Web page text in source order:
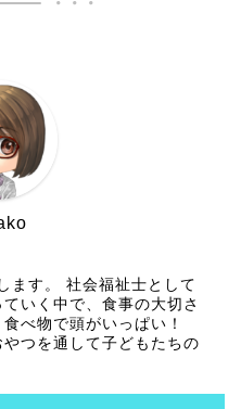
ます。 社会福祉士として
いく中で、食事の大切さ
べ物で頭がいっぱい！
つを通して子どもたちの